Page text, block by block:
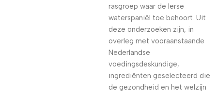
rasgroep waar de Ierse
waterspaniël toe behoort. Uit
deze onderzoeken zijn, in
overleg met vooraanstaande
Nederlandse
voedingsdeskundige,
ingrediënten geselecteerd die
de gezondheid en het welzijn